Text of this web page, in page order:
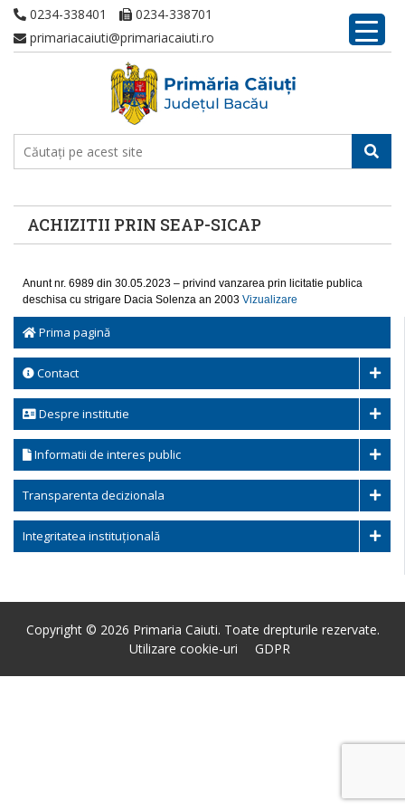
0234-338401
0234-338701
primariacaiuti@primariacaiuti.ro
ACHIZITII PRIN SEAP-SICAP
Prima pagină
Contact
Despre institutie
Informatii de interes public
Transparenta decizionala
Integritatea instituțională
Anunt nr. 6989 din 30.05.2023 – privind vanzarea prin licitatie publica
deschisa cu strigare Dacia Solenza an 2003 Vizualizare
Copyright © 2026 Primaria Caiuti. Toate drepturile rezervate.
Utilizare cookie-uri
GDPR